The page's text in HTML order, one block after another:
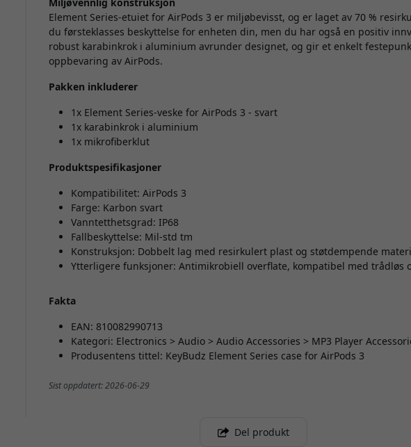
Element Series-etuiet for AirPods 3 er miljøbevisst, og er laget av 70 %
du førsteklasses beskyttelse for enheten din, men du har også en positiv
robust karabinkrok i aluminium avrunder designet, og gir et enkelt
oppbevaring av AirPods.
Pakken inkluderer
1x Element Series-veske for AirPods 3 - svart
1x karabinkrok i aluminium
1x mikrofiberklut
Produktspesifikasjoner
Kompatibilitet: AirPods 3
Farge: Karbon svart
Vanntetthetsgrad: IP68
Fallbeskyttelse: Mil-std tm
Konstruksjon: Dobbelt lag med resirkulert plast og støtdempende
Ytterligere funksjoner: Antimikrobiell overflate, kompatibel med trådløs
Fakta
EAN: 810082990713
Kategori: Electronics > Audio > Audio Accessories > MP3 Player
Produsentens tittel: KeyBudz Element Series case for AirPods 3
Sist oppdatert: 2026-06-29
Del produkt